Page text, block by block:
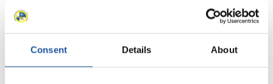
Consent Details About
10
11
12
Jonathan Gustafson (USA)
Hunter Harris (USA)